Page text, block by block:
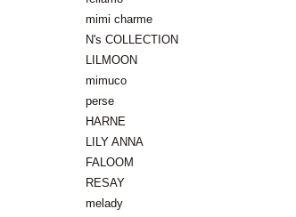
mimi charme
N's COLLECTION
LILMOON
mimuco
perse
HARNE
LILY ANNA
FALOOM
RESAY
melady